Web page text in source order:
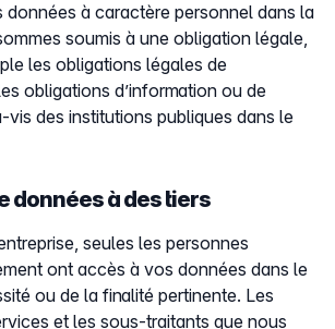
données à caractère personnel dans la
soumis à une obligation légale,
les obligations légales de
obligations d’information ou de
des institutions publiques dans le
données à des tiers
seules les personnes
ont accès à vos données dans le
ou de la finalité pertinente. Les
et les sous-traitants que nous